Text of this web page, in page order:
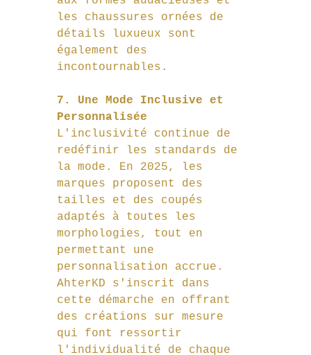
les chaussures ornées de
détails luxueux sont
également des
incontournables.
7. Une Mode Inclusive et
Personnalisée
L'inclusivité continue de
redéfinir les standards de
la mode. En 2025, les
marques proposent des
tailles et des coupés
adaptés à toutes les
morphologies, tout en
permettant une
personnalisation accrue.
AhterKD s'inscrit dans
cette démarche en offrant
des créations sur mesure
qui font ressortir
l'individualité de chaque